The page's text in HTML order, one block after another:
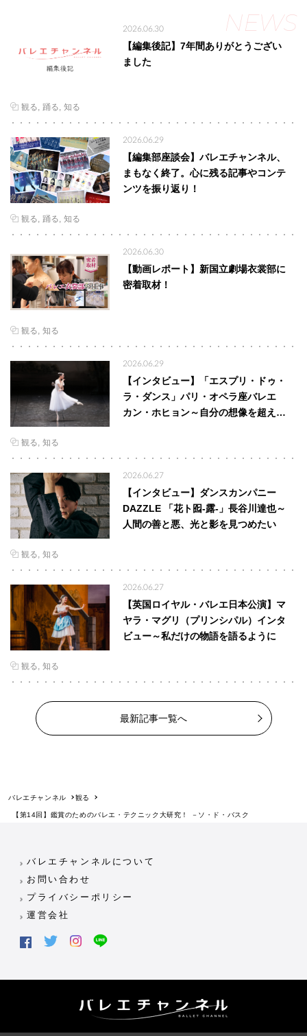
NEWS
2026.06.30
【編集後記】7年間ありがとうござい
ました
観る 踊る 知る
2026.06.29
【編集部座談会】バレエチャンネル、
まもなく終了。心に残る記事やコンテ
ンツを振り返り！
観る 踊る 知る
2026.06.30
【動画レポート】新国立劇場衣裳部に
密着取材！
観る 知る
2026.06.29
【インタビュー】「エスプリ・ドゥ・
ラ・ダンス」パリ・オペラ座バレエ
カン・ホヒョン～自分の想像を超え…
観る 知る
2026.06.27
【インタビュー】ダンスカンパニー
DAZZLE 「花ト囮-露-」長谷川達也～
人間の善と悪、光と影を見つめたい
観る 知る
2026.06.27
【英国ロイヤル・バレエ日本公演】マ
ヤラ・マグリ（プリンシパル）インタ
ビュー～私だけの物語を語るように
観る 知る
最新記事一覧へ
バレエチャンネル 観る
【第14回】鑑賞のためのバレエ・テクニック大研究！ －ソ・ド・バスク
バレエチャンネルについて
お問い合わせ
プライバシーポリシー
運営会社